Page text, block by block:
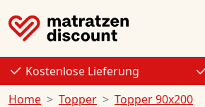
Kostenlose Lieferung
Home
Topper
Topper 90x200